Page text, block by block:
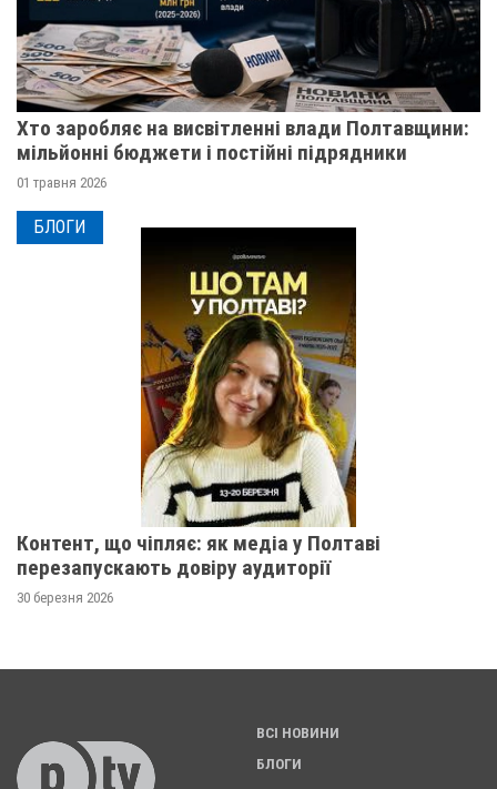
Хто заробляє на висвітленні влади Полтавщини:
мільйонні бюджети і постійні підрядники
01 травня 2026
БЛОГИ
Контент, що чіпляє: як медіа у Полтаві
перезапускають довіру аудиторії
30 березня 2026
ВСІ НОВИНИ
БЛОГИ